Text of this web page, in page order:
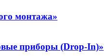
монтажа»
приборы (Drop-In)»